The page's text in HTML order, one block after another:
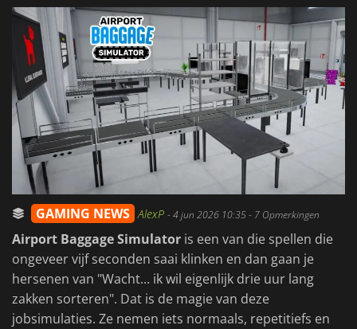
GAMING NEWS AlexP -4 jun 2026 10:35- 7 Opmerkingen
Airport Baggage Simulator is een van die spellen die
ongeveer vijf seconden saai klinken en dan gaan je
hersenen van "Wacht... ik wil eigenlijk drie uur lang
zakken sorteren". Dat is de magie van deze
jobsimulaties. Ze nemen iets normaals, repetitiefs en